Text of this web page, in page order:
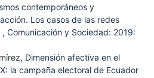
contemporáneos y
Los casos de las redes
, Comunicación y Sociedad: 2019:
Dimensión afectiva en el
la campaña electoral de Ecuador